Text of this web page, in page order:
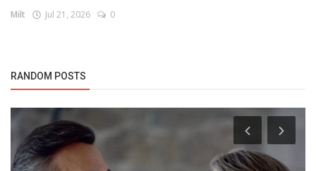
Milt Jul 21, 2026 0
RANDOM POSTS